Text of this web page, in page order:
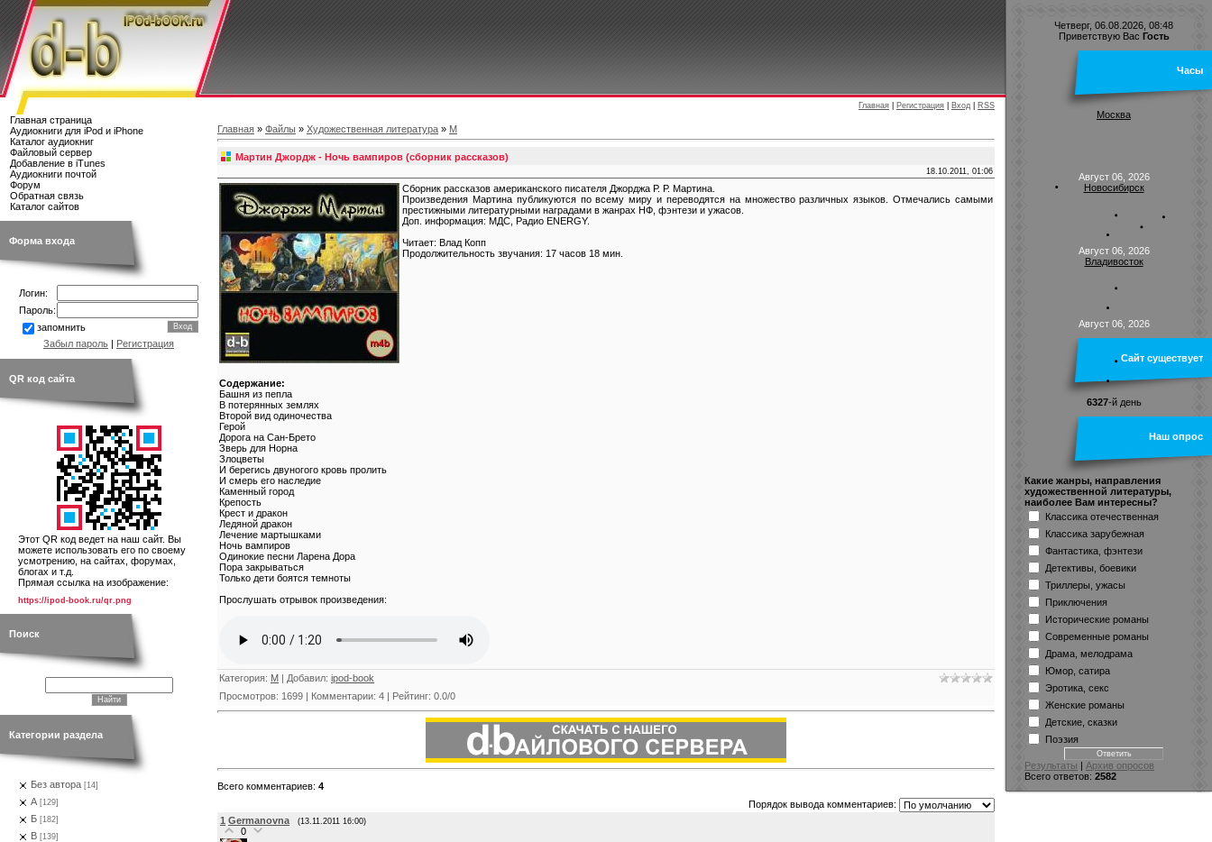
Главная Регистрация Вход RSS
Главная страница
Аудиокниги для iPod и iPhone
Каталог аудиокниг
Файловый сервер
Добавление в iTunes
Аудиокниги почтой
Форум
Обратная связь
Каталог сайтов
Форма входа
Логин:
Пароль:
запомнить
Забыл пароль | Регистрация
QR код сайта
Этот QR код ведет на наш сайт. Вы
можете использовать его по своему
усмотрению, на сайтах, форумах,
блогах и т.д.
Прямая ссылка на изображение:
https://ipod-book.ru/qr.png
Поиск
Категории раздела
Без автора [14]
А [129]
Б [182]
В [139]
Главная » Файлы » Художественная литература » М
Мартин Джордж - Ночь вампиров (сборник рассказов)
18.10.2011, 01:06
Сборник рассказов американского писателя Джорджа Р. Р. Мартина.
Произведения Мартина публикуются по всему миру и переводятся на множество различных языков. Отмечались самыми
престижными литературными наградами в жанрах НФ, фэнтези и ужасов.
Доп. информация: МДС, Радио ENERGY.
Читает: Влад Копп
Продолжительность звучания: 17 часов 18 мин.
Содержание:
Башня из пепла
В потерянных землях
Второй вид одиночества
Герой
Дорога на Сан-Брето
Зверь для Норна
Злоцветы
И берегись двуногого кровь пролить
И смерь его наследие
Каменный город
Крепость
Крест и дракон
Ледяной дракон
Лечение мартышками
Ночь вампиров
Одинокие песни Ларена Дора
Пора закрываться
Только дети боятся темноты
Прослушать отрывок произведения:
Категория: М | Добавил: ipod-book
Просмотров: 1699 | Комментарии: 4 | Рейтинг: 0.0/0
Всего комментариев: 4
Порядок вывода комментариев:
1 Germanovna (13.11.2011 16:00)
0
Четверг, 06.08.2026, 08:48
Приветствую Вас Гость
Часы
Москва
Август 06, 2026
Новосибирск
Август 06, 2026
Владивосток
Август 06, 2026
Сайт существует
6327-й день
Наш опрос
Какие жанры, направления
художественной литературы,
наиболее Вам интересны?
Классика отечественная
Классика зарубежная
Фантастика, фэнтези
Детективы, боевики
Триллеры, ужасы
Приключения
Исторические романы
Современные романы
Драма, мелодрама
Юмор, сатира
Эротика, секс
Женские романы
Детские, сказки
Поэзия
Результаты | Архив опросов
Всего ответов: 2582